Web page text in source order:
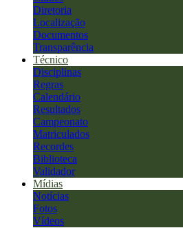
Diretoria
Localização
Documentos
Transparência
Técnico
Disciplinas
Regras
Calendário
Resultados
Campeonato
Matriculados
Recordes
Biblioteca
Validador
Mídias
Notícias
Fotos
Vídeos